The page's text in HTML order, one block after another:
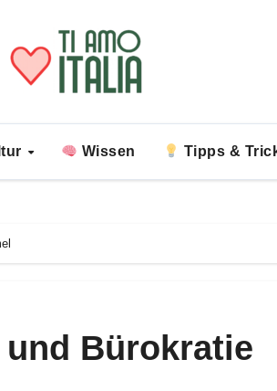
Wissen Tipps &
Bürokratie